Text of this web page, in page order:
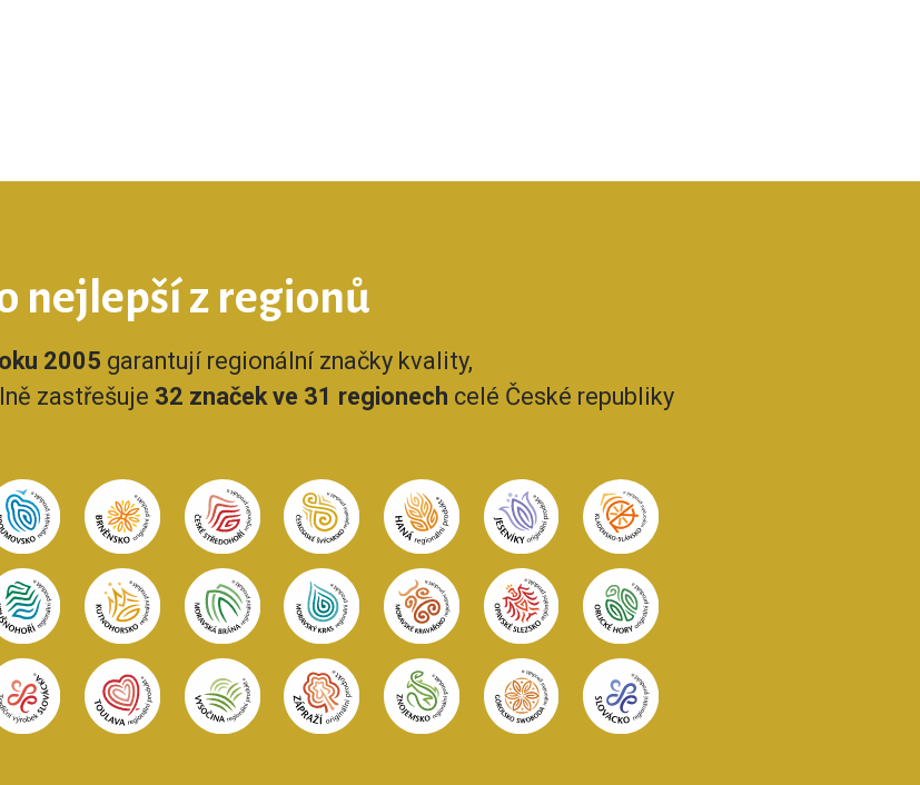
nejlepší z regionů
2005 garantují regionální značky kvality,
zastřešuje 32 značek ve 31 regionech celé České republiky